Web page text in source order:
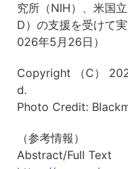
究所（NIH）、米国
D）の支援を受けて
026年5月26日）
Copyright （C）
d.
Photo Credit:
（参考情報）
Abstract/Full Text